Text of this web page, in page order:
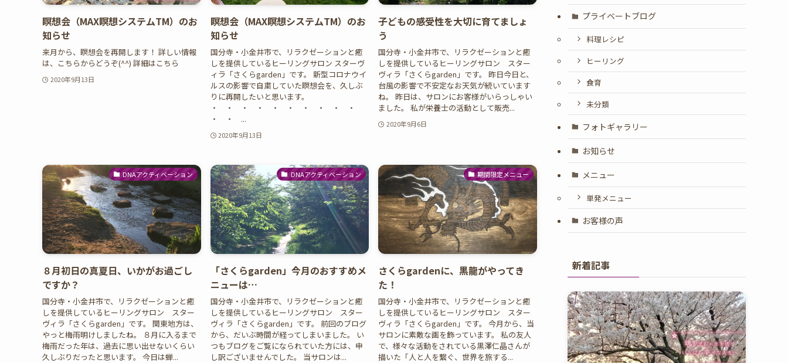
瞑想会（MAX瞑想システムTM）のお
知らせ
来月から、瞑想会を再開します！ 詳しい情報
は、こちらからどうぞ(^^) 詳細はこちら
2020年9月13日
瞑想会（MAX瞑想システムTM）のお
知らせ
国分寺・小金井市で、リラクゼーションと癒
しを提供しているヒーリングサロン スターヴ
ィラ「さくらgarden」です。 新型コロナウイ
ルスの影響で自粛していた瞑想会を、久しぶ
りに再開したいと思います。
・ ・ ・ ・ ・ ・ ・ ・ ・ ・
・ ・ ...
2020年9月13日
子どもの感受性を大切に育てましょ
う
国分寺・小金井市で、リラクゼーションと癒
しを提供しているヒーリングサロン スター
ヴィラ「さくらgarden」です。 昨日今日と、
台風の影響で不安定なお天気が続いています
ね。 昨日は、サロンにお客様がいらっしゃい
ました。 私が栄養士の活動として販売...
2020年9月6日
DNAアクティベーション
８月初日の真夏日、いかがお過ごし
ですか？
国分寺・小金井市で、リラクゼーションと癒
しを提供しているヒーリングサロン スター
ヴィラ「さくらgarden」です。 関東地方は、
やっと梅雨明けしましたね。 ８月に入るまで
梅雨だった年は、過去に思い出せないくらい
久しぶりだったと思います。 今日は蝉...
DNAアクティベーション
「さくらgarden」今月のおすすめメ
ニューは…
国分寺・小金井市で、リラクゼーションと癒
しを提供しているヒーリングサロン スター
ヴィラ「さくらgarden」です。 前回のブログ
から、だいぶ時間が経ってしまいました。 い
つもブログをご覧になられていた方には、申
し訳ございませんでした。 当サロンは...
期間限定メニュー
さくらgardenに、黒龍がやってき
た！
国分寺・小金井市で、リラクゼーションと癒
しを提供しているヒーリングサロン スター
ヴィラ「さくらgarden」です。 今月から、当
サロンに素敵な画を飾っています。 私の友人
で、様々な活動をされている黒澤仁晶さんが
描いた「人と人を繋ぐ、世界を旅する...
プライベートブログ
料理レシピ
ヒーリング
食育
未分類
フォトギャラリー
お知らせ
メニュー
単発メニュー
お客様の声
新着記事